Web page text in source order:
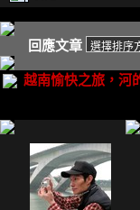
回應文章
越南愉快之旅，河